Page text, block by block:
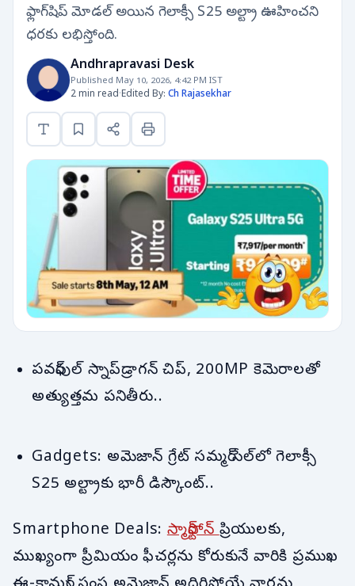
ఫ్లాగ్‌షిప్ మోడల్ అయిన గెలాక్సీ S25 అల్ట్రా ఊహించని
ధరకు లభిస్తోంది.
Andhrapravasi Desk
Published May 10, 2026, 4:42 PM IST
2 min read·Edited By: Ch Rajasekhar
పవర్‌ఫుల్ స్నాప్‌డ్రాగన్ చిప్, 200MP కెమెరాలతో
అత్యుత్తమ పనితీరు..
Gadgets: అమెజాన్ గ్రేట్ సమ్మర్ సేల్‌లో గెలాక్సీ
S25 అల్ట్రాకు భారీ డిస్కౌంట్..
Smartphone Deals:స్మార్ట్‌ఫోన్ప్రియులకు,
ముఖ్యంగా ప్రీమియం ఫీచర్లను కోరుకునే వారికి ప్రముఖ